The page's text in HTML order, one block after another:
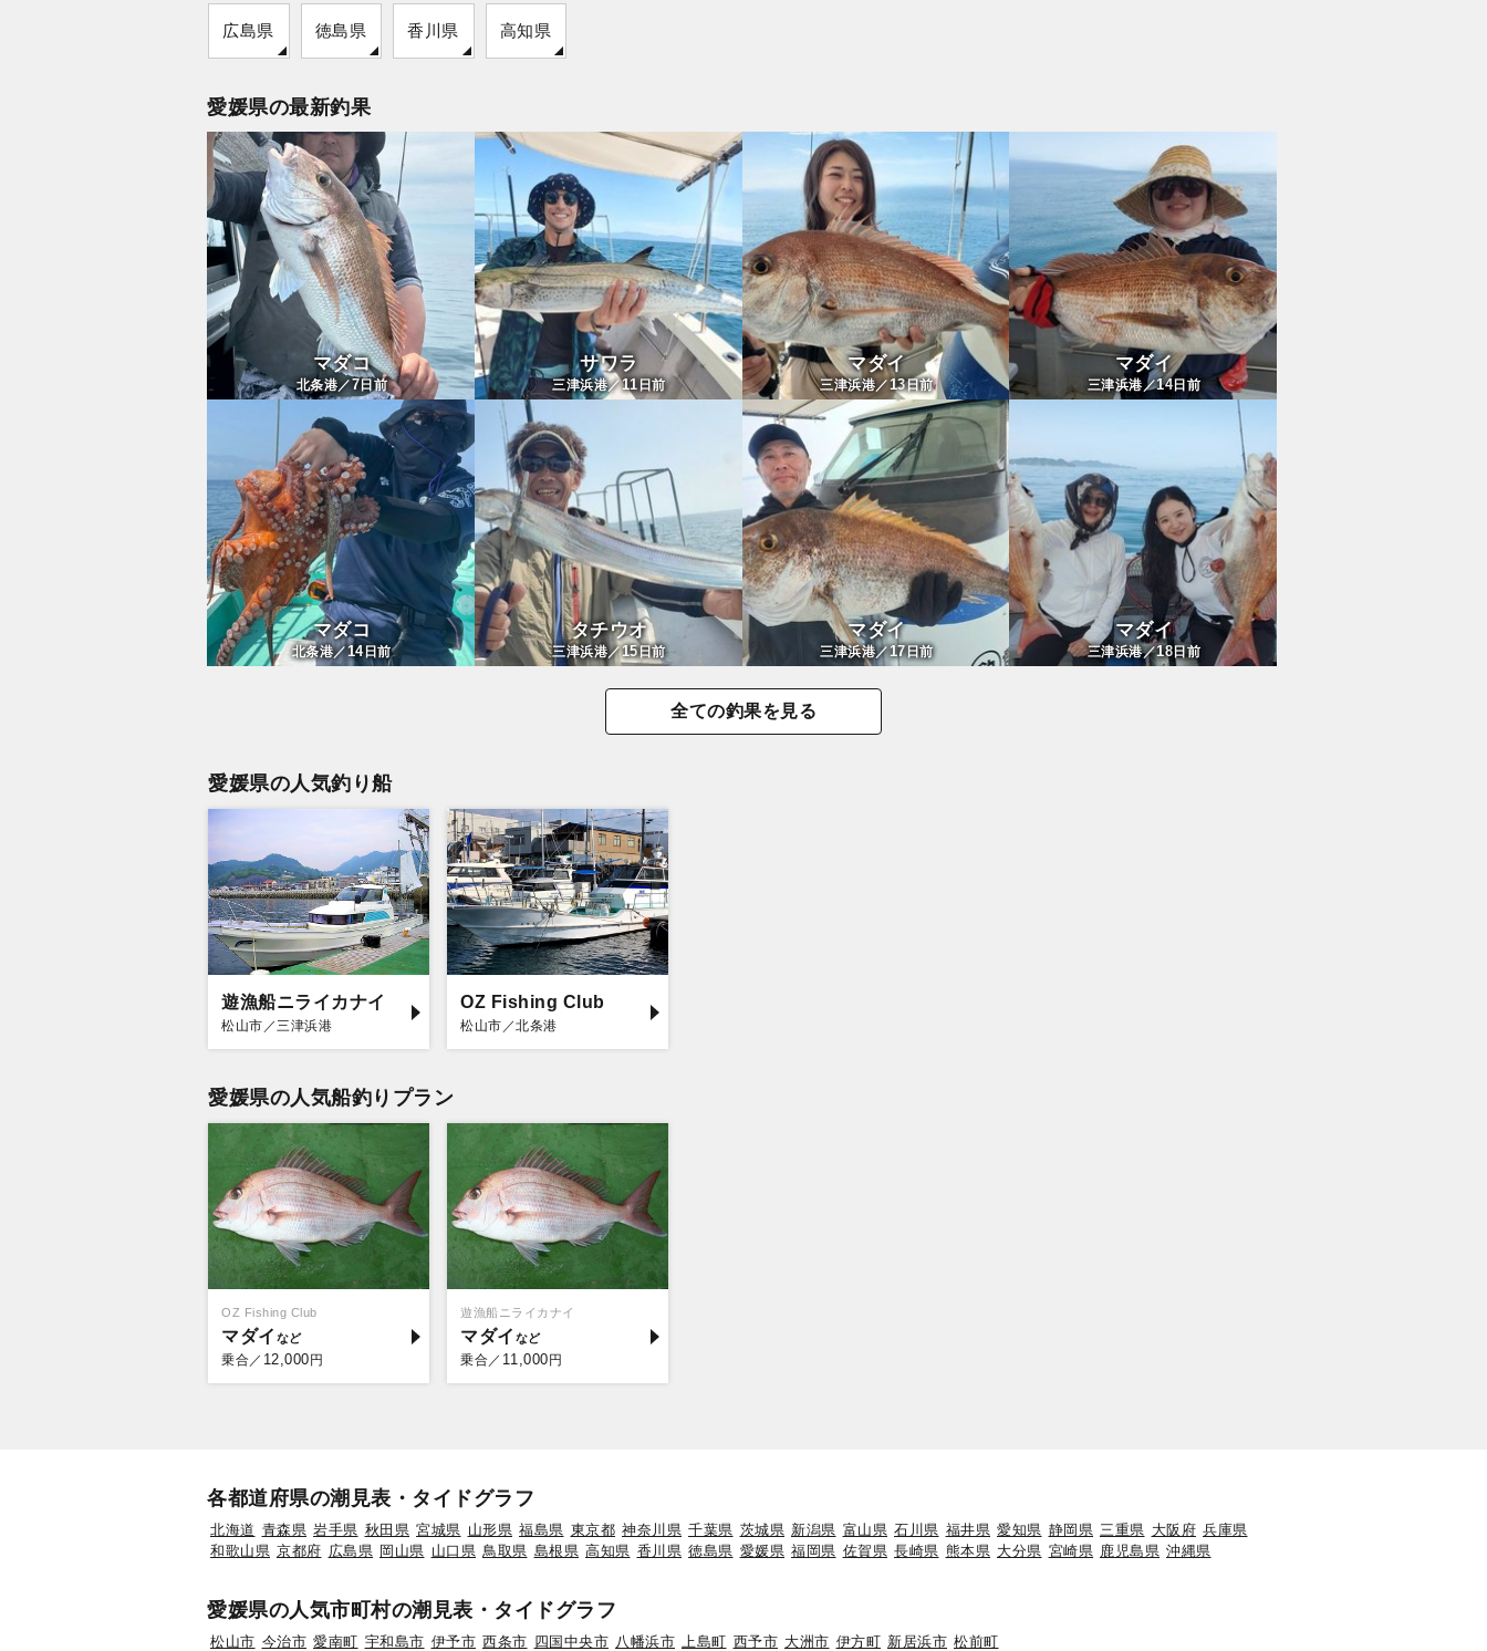
広島県 徳島県 香川県 高知県
愛媛県の最新釣果
マダコ
北条港／7日前
サワラ
三津浜港／11日前
マダイ
三津浜港／ 13日前
マダイ
三津浜港／14日前
マダコ
北条港／14日前
タチウオ
三津浜港／15日前
マダイ
三津浜港／17日前
マダイ
三津浜港／18 日前
全ての釣果を見る
愛媛県の人気釣り船
遊漁船ニライカナイ
松山市／三津浜港
OZ Fishing Club
松山市／北条港
愛媛県の人気船釣りプラン
OZ Fishing Club
マダイ
乗合／ 12,000 円
遊漁船ニライカナイ
マダイ
乗合／ 11,000 円
各都道府県の潮見表・タイドグラフ
北海道 青森県 岩手県 秋田県 宮城県 山形県 福島県 東京都 神奈川県 千葉県 茨城県 新潟県 富山県 石川県 福井県 愛知県 静岡県 三重県 大阪府 兵庫県
和歌山県 京都府 広島県 岡山県 山口県 鳥取県 島根県 高知県 香川県 徳島県 愛媛県 福岡県 佐賀県 長崎県 熊本県 大分県 宮崎県 鹿児島県 沖縄県
愛媛県の人気市町村の潮見表・タイドグラフ
松山市 今治市 愛南町 宇和島市 伊予市 西条市 四国中央市 八幡浜市 上島町 西予市 大洲市 伊方町 新居浜市 松前町